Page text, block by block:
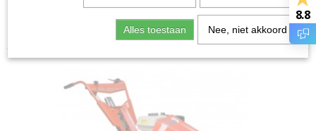
Onkruidbestrijding
Tielburger
Sorteer op: 8.8
Alles toestaan Nee, niet akkoord